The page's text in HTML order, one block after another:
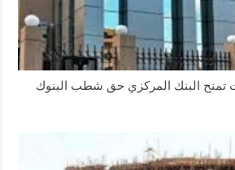
9 حالات تمنح البنك المركزي حق شطب البنوك